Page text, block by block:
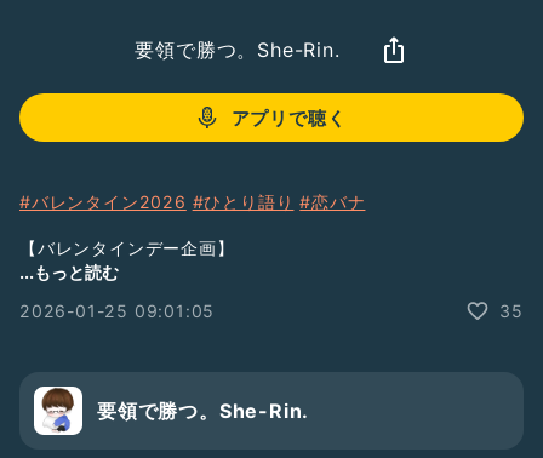
要領で勝つ。She-Rin.
アプリで聴く
#バレンタイン2026 #ひとり語り #恋バナ
【バレンタインデー企画】
甘い思い出から苦い思い出まで
必ず、「
どうぞ、よろしくお願いします🙏
...もっと読む
2026-01-25 09:01:05
35
要領で勝つ。She-Rin.